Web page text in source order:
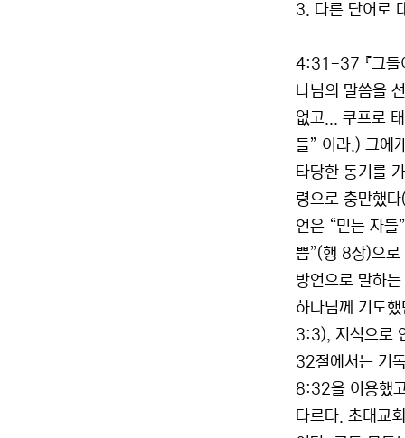
3. 다른 단어로
4:31-37 『그들
나님의 말씀을
없고... 쿠프로
들” 이라.) 그에
타당한 동기를
령으로 충만했
언은 “믿는 자
쁨”(행 8장)으
방언으로 말하
하나님께 기도
3:3), 지식으로
32절에서는 기
8:32을 이용했
다르다. 초대교